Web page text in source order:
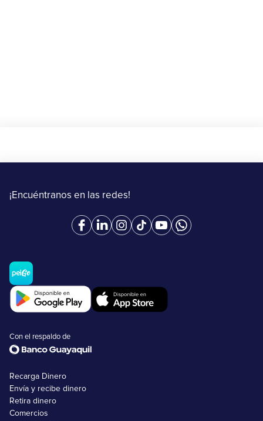
¡Encuéntranos en las redes!
Con el respaldo de
Recarga Dinero
Envía y recibe dinero
Retira dinero
Comercios